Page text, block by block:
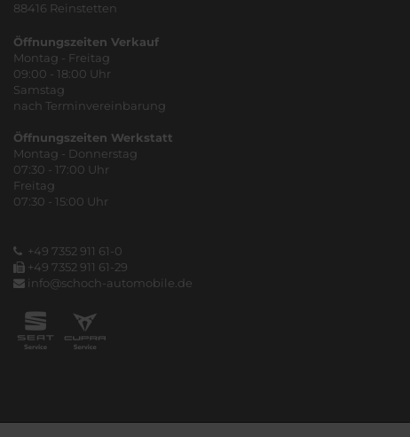
88416 Reinstetten
Öffnungszeiten Verkauf
Montag - Freitag
09:00 - 18:00 Uhr
Samstag
nach Terminvereinbarung
Öffnungszeiten Werkstatt
Montag - Donnerstag
07:30 - 17:00 Uhr
Freitag
07:30 - 15:00 Uhr
+49 7352 911 61-0
+49 7352 911 61-29
info@schoch-automobile.de